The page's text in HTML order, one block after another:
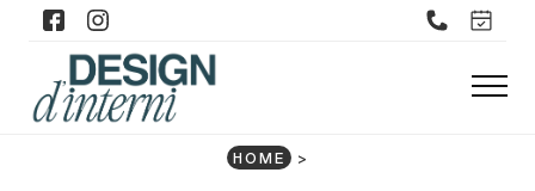
HOME >